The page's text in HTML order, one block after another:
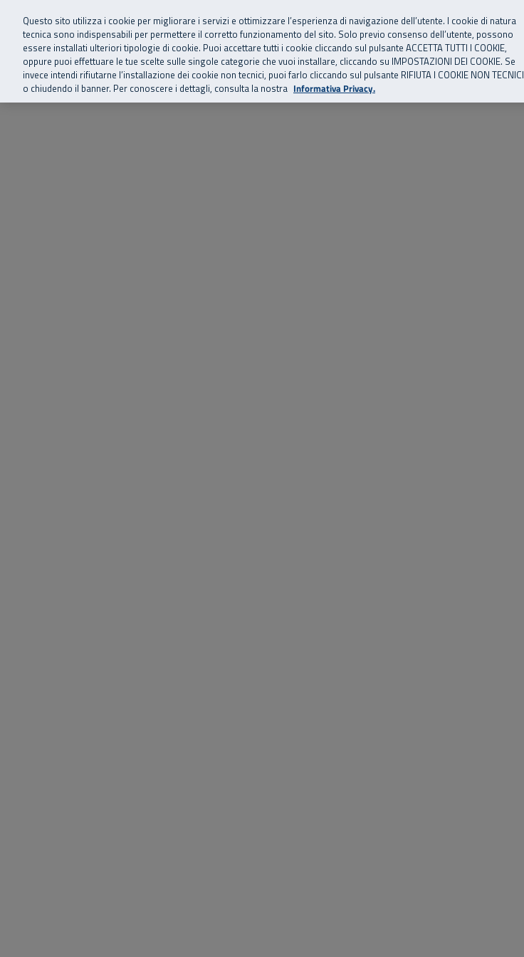
Vai al menu principale
Vai al contenuto principale
Vai al Footer
SuperAbile - il Contact Center Inail per il mondo della disabilità
Home Chi siamo Storie, news ed eventi Risorse utili Supporto
Questo sito utilizza i cookie per migliorare i servizi e ottimizzare l’esperienza di navigazione dell’utente. I cookie di natura
tecnica sono indispensabili per permettere il corretto funzionamento del sito. Solo previo consenso dell’utente, possono
essere installati ulteriori tipologie di cookie. Puoi accettare tutti i cookie cliccando sul pulsante ACCETTA TUTTI I COOKIE,
oppure puoi effettuare le tue scelte sulle singole categorie che vuoi installare, cliccando su IMPOSTAZIONI DEI COOKIE. Se
invece intendi rifiutarne l’installazione dei cookie non tecnici, puoi farlo cliccando sul pulsante RIFIUTA I COOKIE NON TECNICI
o chiudendo il banner. Per conoscere i dettagli, consulta la nostra Informativa Privacy.